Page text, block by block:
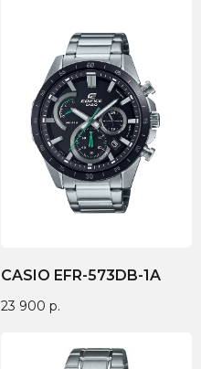
CASIO EFR-573DB-1A
23 900 р.